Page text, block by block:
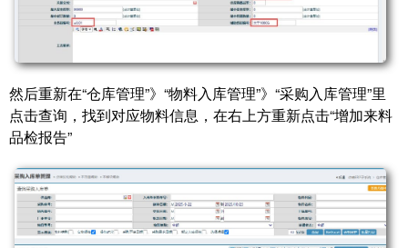
然后重新在“仓库管理”》“物料入库管理”》“采购入库管理”里
点击查询，找到对应物料信息，在右上方重新点击“增加来料
品检报告”